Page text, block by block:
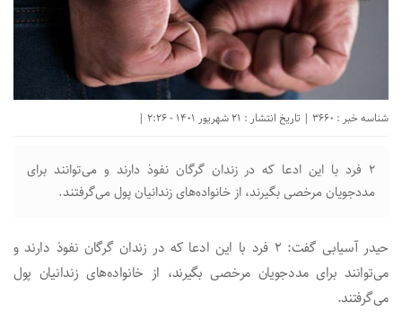
شناسه خبر : 3660 | تاریخ انتشار : 21 شهریور 1401 - 2:26 |
۲ فرد با این ادعا که در زندان گرگان نفوذ دارند و می‌توانند برای
مددجویان مرخصی بگیرند، از خانواده‌های زندانیان پول می‌گرفتند.
حیدر آسیابی گفت: ۲ فرد با این ادعا که در زندان گرگان نفوذ دارند و
می‌توانند برای مددجویان مرخصی بگیرند، از خانواده‌های زندانیان پول
می‌گرفتند.